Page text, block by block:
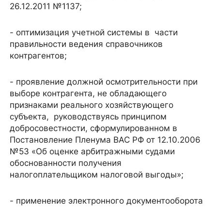
26.12.2011 №1137;
- оптимизация учетной системы в части
правильности ведения справочников
контрагентов;
- проявление должной осмотрительности при
выборе контрагента, не обладающего
признаками реального хозяйствующего
субъекта, руководствуясь принципом
добросовестности, сформулированном в
Постановление Пленума ВАС РФ от 12.10.2006
№53 «Об оценке арбитражными судами
обоснованности получения
налогоплательщиком налоговой выгоды»;
- применение электронного документооборота